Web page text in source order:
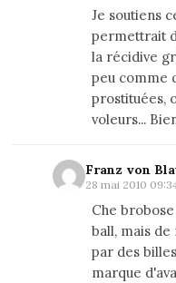
Je soutiens
permettrait
la récidive
peu comme
prostituées,
voleurs...
Franz von
28 mai 2010
Che
ball, mais
par des
marque